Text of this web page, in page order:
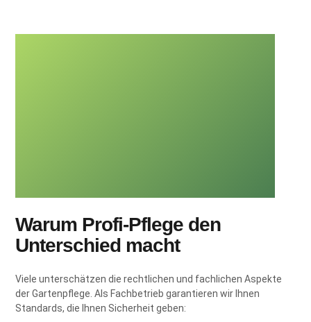
Warum Profi-Pflege den
Unterschied macht
Viele unterschätzen die rechtlichen und fachlichen Aspekte
der Gartenpflege. Als Fachbetrieb garantieren wir Ihnen
Standards, die Ihnen Sicherheit geben: